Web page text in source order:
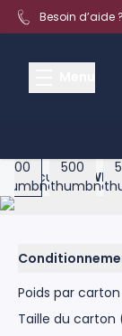
Aller au contenu
Besoin d’aide
Accueil >
WF
Product image
Poids par carton
Taille du carton